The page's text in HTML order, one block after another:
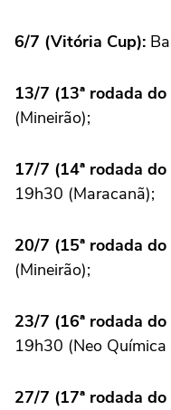
6/7 (Vitória Cup):
13/7 (13ª rodada
(Mineirão);
17/7 (14ª rodada
19h30 (Maracanã);
20/7 (15ª rodada
(Mineirão);
23/7 (16ª rodada
19h30 (Neo Química
27/7 (17ª rodada